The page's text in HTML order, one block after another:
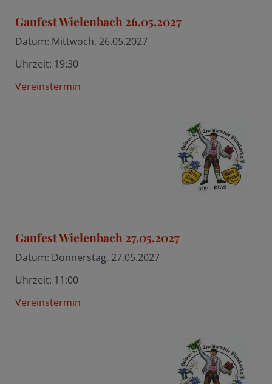
Gaufest Wielenbach 26.05.2027
Datum: Mittwoch, 26.05.2027
Uhrzeit: 19:30
Vereinstermin
Gaufest Wielenbach 27.05.2027
Datum: Donnerstag, 27.05.2027
Uhrzeit: 11:00
Vereinstermin